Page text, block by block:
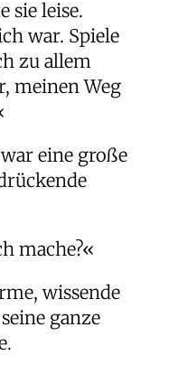
sie leise.
war. Spiele
zu allem
meinen Weg
eine große
mache?«
wissende
ganze